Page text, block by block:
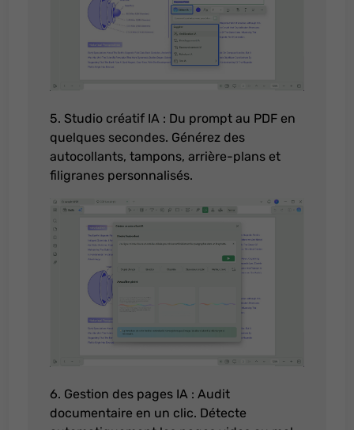
5. Studio créatif IA : Du prompt au PDF en
quelques secondes. Générez des
autocollants, tampons, arrière-plans et
filigranes personnalisés.
6. Gestion des pages IA : Audit
documentaire en un clic. Détecte